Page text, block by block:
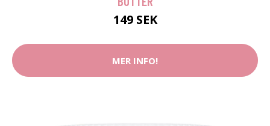
149 SEK
MER INFO!